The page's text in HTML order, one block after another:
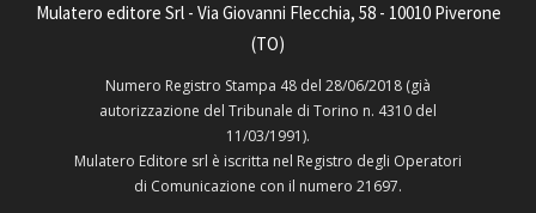
Mulatero editore Srl - Via Giovanni Flecchia, 58 - 10010 Piverone
(TO)
Numero Registro Stampa 48 del 28/06/2018 (già
autorizzazione del Tribunale di Torino n. 4310 del
11/03/1991).
Mulatero Editore srl è iscritta nel Registro degli Operatori
di Comunicazione con il numero 21697.